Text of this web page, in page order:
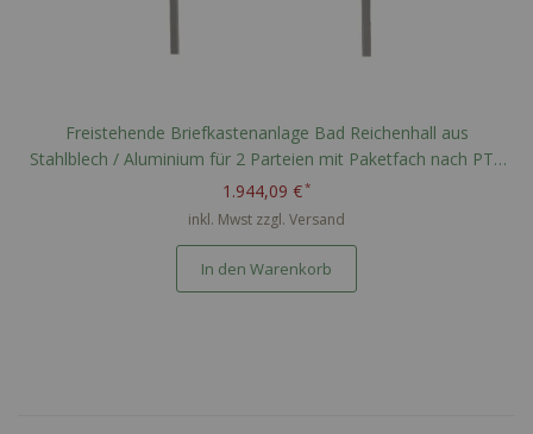
Freistehende Briefkastenanlage Bad Reichenhall aus
Stahlblech / Aluminium für 2 Parteien mit Paketfach nach PTT
Norm - RAL nach Wahl
1.944,09 €
inkl. Mwst zzgl. Versand
In den Warenkorb